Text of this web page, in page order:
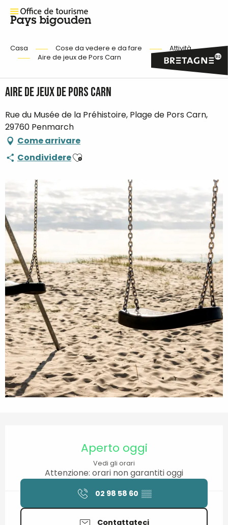
Casa Cose da vedere e da fare
Attività
Aire de jeux de Pors Carn
Aire de jeux de Pors Carn
Rue du Musée de la Préhistoire, Plage de Pors Carn,
29760 Penmarch
Come arrivare
CondividereAjouter aux favoris
Aperto oggi
Vedi gli orari
Attenzione: orari non garantiti oggi
02 98 58 60 ▒▒
Contattateci